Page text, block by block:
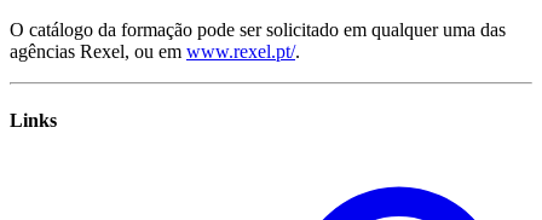
O catálogo da formação pode ser solicitado em qualquer uma das
agências Rexel, ou em www.rexel.pt/.
Links